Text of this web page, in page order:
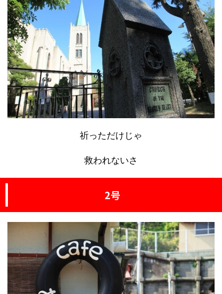
祈っただけじゃ
救われないさ
2号